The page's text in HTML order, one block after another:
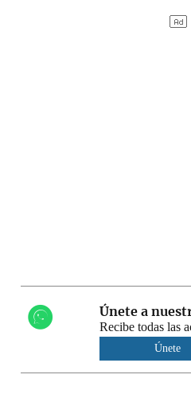
Únete a
Recibe todas las
Únete